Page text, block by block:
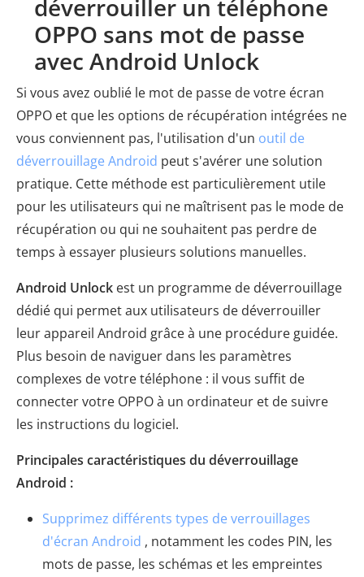
déverrouiller un téléphone
OPPO sans mot de passe
avec Android Unlock
Si vous avez oublié le mot de passe de votre écran
OPPO et que les options de récupération intégrées ne
vous conviennent pas, l'utilisation d'un outil de
déverrouillage Android peut s'avérer une solution
pratique. Cette méthode est particulièrement utile
pour les utilisateurs qui ne maîtrisent pas le mode de
récupération ou qui ne souhaitent pas perdre de
temps à essayer plusieurs solutions manuelles.
Android Unlock est un programme de déverrouillage
dédié qui permet aux utilisateurs de déverrouiller
leur appareil Android grâce à une procédure guidée.
Plus besoin de naviguer dans les paramètres
complexes de votre téléphone : il vous suffit de
connecter votre OPPO à un ordinateur et de suivre
les instructions du logiciel.
Principales caractéristiques du déverrouillage
Android :
Supprimez différents types de verrouillages
d'écran Android , notamment les codes PIN, les
mots de passe, les schémas et les empreintes